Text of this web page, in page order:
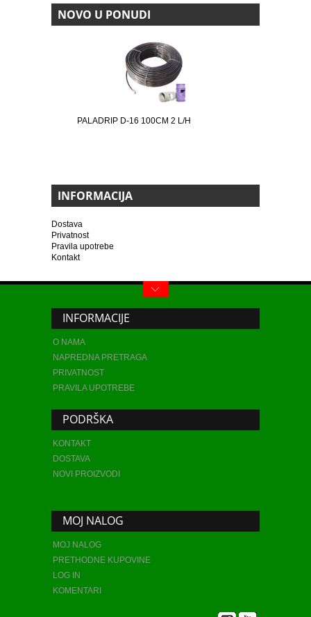
NOVO U PONUDI
PALADRIP D-16 100CM 2 L/H
INFORMACIJA
Dostava
Privatnost
Pravila upotrebe
Kontakt
INFORMACIJE
O NAMA
NAPREDNA PRETRAGA
PRIVATNOST
PRAVILA UPOTREBE
PODRŠKA
KONTAKT
DOSTAVA
NOVI PROIZVODI
MOJ NALOG
MOJ NALOG
PRETHODNE KUPOVINE
LOG IN
KOMENTARI